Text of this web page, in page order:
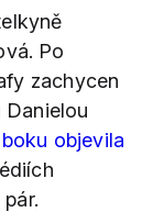
Po
zachycen
objevila